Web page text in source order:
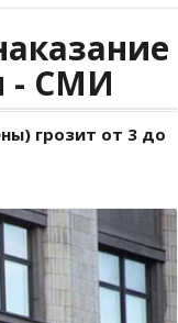
- СМИ
грозит от 3 до